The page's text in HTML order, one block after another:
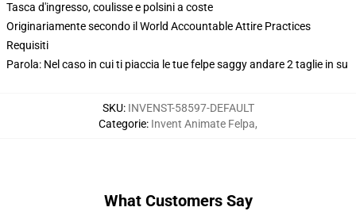
Tasca d'ingresso, coulisse e polsini a coste
Originariamente secondo il World Accountable Attire Practices
Requisiti
Parola: Nel caso in cui ti piaccia le tue felpe saggy andare 2 taglie in su
SKU: INVENST-58597-DEFAULT
Categorie: Invent Animate Felpa,
What Customers Say